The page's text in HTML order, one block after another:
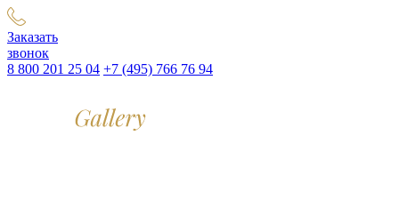
Заказать
звонок
8 800 201 25 04 +7 (495) 766 76 94